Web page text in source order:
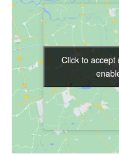
Click to accept
Click to accept